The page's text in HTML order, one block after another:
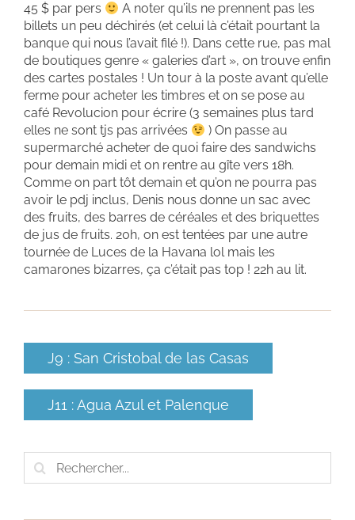
45 $ par pers
A noter qu’ils ne prennent pas les
billets un peu déchirés (et celui là c’était pourtant la
banque qui nous l’avait filé !). Dans cette rue, pas mal
de boutiques genre « galeries d’art », on trouve enfin
des cartes postales ! Un tour à la poste avant qu’elle
ferme pour acheter les timbres et on se pose au
café Revolucion pour écrire (3 semaines plus tard
elles ne sont tjs pas arrivées
) On passe au
supermarché acheter de quoi faire des sandwichs
pour demain midi et on rentre au gîte vers 18h.
Comme on part tôt demain et qu’on ne pourra pas
avoir le pdj inclus, Denis nous donne un sac avec
des fruits, des barres de céréales et des briquettes
de jus de fruits. 20h, on est tentées par une autre
tournée de Luces de la Havana lol mais les
camarones bizarres, ça c’était pas top ! 22h au lit.
J9 : San Cristobal de las Casas
J11 : Agua Azul et Palenque
Rechercher: